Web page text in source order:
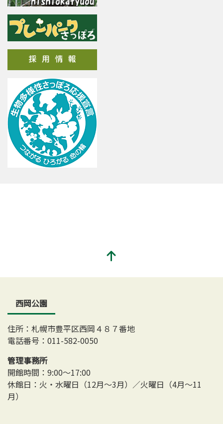
西岡公園
住所：札幌市豊平区西岡４８７番地
電話番号：011-582-0050
管理事務所
開館時間：9:00～17:00
休館日：火・水曜日（12月～3月）／火曜日（4月～11
月）